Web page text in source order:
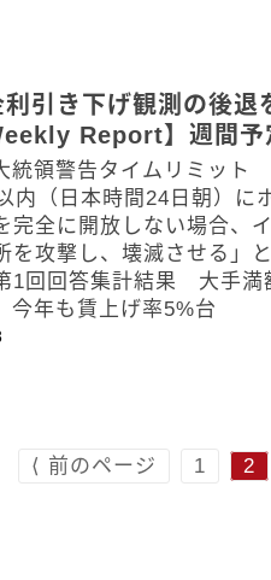
引き下げ観測の後退
Report】週間予
統領警告タイムリミット
内（日本時間24日朝）に
完全に開放しない場合、
を攻撃し、壊滅させる」
1回回答集計結果 大手満
今年も賃上げ率5%台
⟨ 前のページ 1 2